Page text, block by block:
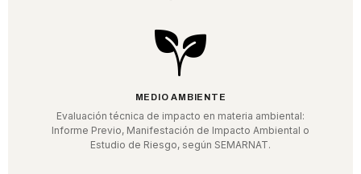
MEDIO AMBIENTE
Evaluación técnica de impacto en materia ambiental:
Informe Previo, Manifestación de Impacto Ambiental o
Estudio de Riesgo, según SEMARNAT.